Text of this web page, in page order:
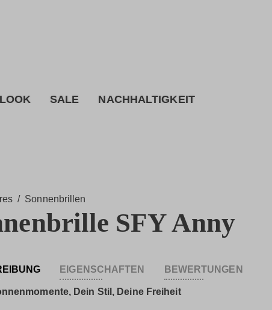
SALE NACHHALTIGKEIT
/ Sonnenbrillen
SFY Anny
EIGENSCHAFTEN BEWERTUNGEN
Dein Stil, Deine Freiheit